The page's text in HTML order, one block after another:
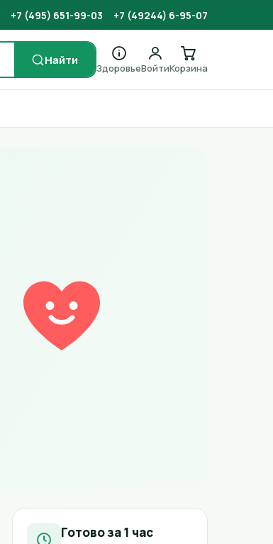
· +7 (495) 651-99-03 · +7 (49244) 6-95-07
Найти
ЗдоровьеВойтиКорзина
Готово за 1 час